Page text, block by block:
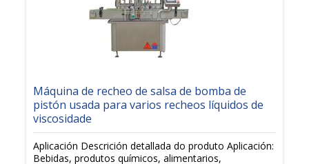
Máquina de recheo de salsa de bomba de
pistón usada para varios recheos líquidos de
viscosidade
Aplicación Descrición detallada do produto Aplicación:
Bebidas, produtos químicos, alimentarios,